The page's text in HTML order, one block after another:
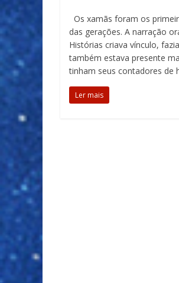
Os xamãs foram os
das gerações. A narração
Histórias criava vínculo,
também estava presente
tinham seus contadores de
Ler mais